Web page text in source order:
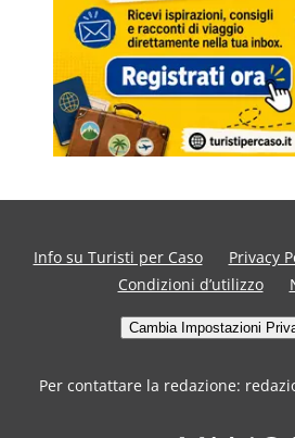
Info su Turisti per Caso Privacy
Condizioni d’utilizzo
Cambia Impostazioni
Per contattare la redazione: